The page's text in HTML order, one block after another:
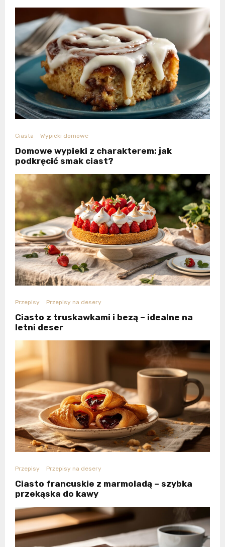
Ciasta Wypieki domowe
Domowe wypieki z charakterem: jak
podkręcić smak ciast?
Przepisy Przepisy na desery
Ciasto z truskawkami i bezą – idealne na
letni deser
Przepisy Przepisy na desery
Ciasto francuskie z marmoladą – szybka
przekąska do kawy